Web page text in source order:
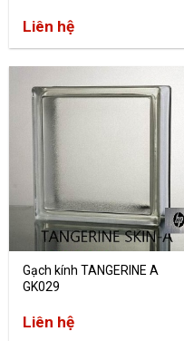
Liên hệ
Gạch kính TANGERINE A
GK029
Liên hệ